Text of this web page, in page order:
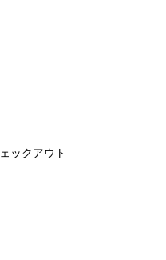
ックアウト